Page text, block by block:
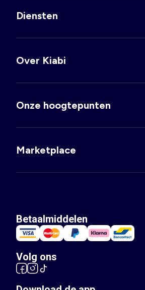
Diensten
Over Kiabi
Onze hoogtepunten
Marketplace
Betaalmiddelen
Volg ons